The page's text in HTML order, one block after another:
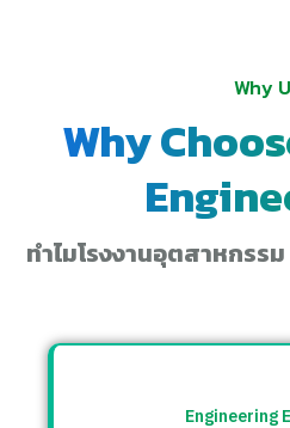
Why
Why
ทำไมโรงงานอุตสาหกรร
Engineering